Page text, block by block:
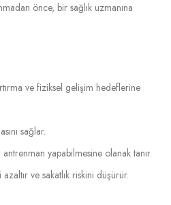
önce, bir sağlık uzmanına
ve fiziksel gelişim hedeflerine
sağlar.
yapabilmesine olanak tanır.
ve sakatlık riskini düşürür.